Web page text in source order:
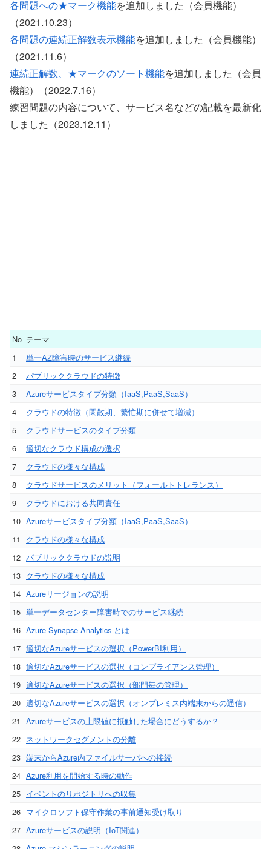
各問題への★マーク機能を追加しました（会員機能）
（2021.10.23）
各問題の連続正解数表示機能を追加しました（会員機能）
（2021.11.6）
連続正解数、★マークのソート機能を追加しました（会員
機能）（2022.7.16）
練習問題の内容について、サービス名などの記載を最新化
しました（2023.12.11）
No テーマ
1
単一AZ障害時のサービス継続
2
パブリッククラウドの特徴
3
Azureサービスタイプ分類（IaaS,PaaS,SaaS）
4
クラウドの特徴（閑散期、繁忙期に併せて増減）
5
クラウドサービスのタイプ分類
6
適切なクラウド構成の選択
7
クラウドの様々な構成
8
クラウドサービスのメリット（フォールトトレランス）
9
クラウドにおける共同責任
10 Azureサービスタイプ分類（IaaS,PaaS,SaaS）
11
クラウドの様々な構成
12 パブリッククラウドの説明
13 クラウドの様々な構成
14 Azureリージョンの説明
15 単一データセンター障害時でのサービス継続
16 Azure Synapse Analytics とは
17 適切なAzureサービスの選択（PowerBI利用）
18 適切なAzureサービスの選択（コンプライアンス管理）
19 適切なAzureサービスの選択（部門毎の管理）
20 適切なAzureサービスの選択（オンプレミス内端末からの通信）
21 Azureサービスの上限値に抵触した場合にどうするか？
22 ネットワークセグメントの分離
23 端末からAzure内ファイルサーバへの接続
24 Azure利用を開始する時の動作
25 イベントのリポジトリへの収集
26 マイクロソフト保守作業の事前通知受け取り
27 Azureサービスの説明（IoT関連）